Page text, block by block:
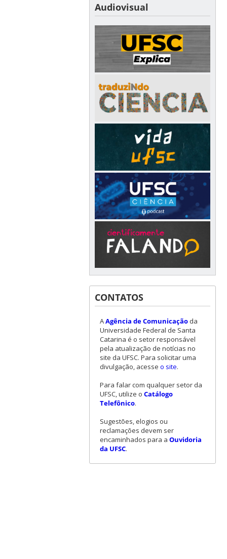
Audiovisual
CONTATOS
AAgência de Comunicaçãoda
Universidade Federal de Santa
Catarina é o setor responsável
pela atualização de notícias no
site da UFSC. Para solicitar uma
divulgação, acesse o site.
Para falar com qualquer setor da
UFSC, utilize o Catálogo
Telefônico.
Sugestões, elogios ou
reclamações devem ser
encaminhados para a Ouvidoria
da UFSC.